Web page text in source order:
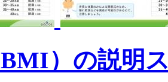
）の説明